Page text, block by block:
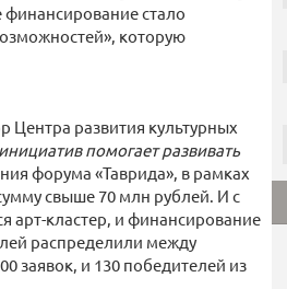
стало
которую
Центра развития культурных
помогает развивать
форума «Таврида», в рамках
свыше 70 млн рублей. И с
арт-кластер, и финансирование
распределили между
заявок, и 130 победителей из